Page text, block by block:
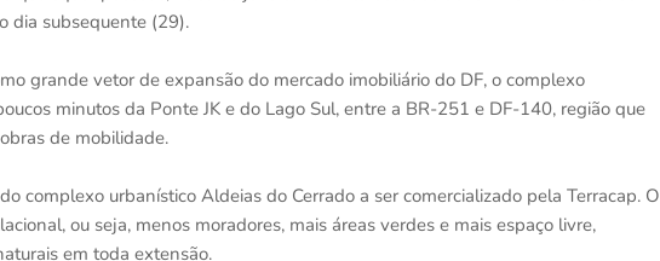
dia subsequente (29).
grande vetor de expansão do mercado imobiliário do DF, o complexo
minutos da Ponte JK e do Lago Sul, entre a BR-251 e DF-140, região que
de mobilidade.
complexo urbanístico Aldeias do Cerrado a ser comercializado pela Terracap. O
ou seja, menos moradores, mais áreas verdes e mais espaço livre,
em toda extensão.